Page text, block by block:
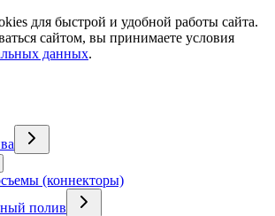
для быстрой и удобной работы сайта.
сайтом, вы принимаете условия
данных.
(коннекторы)
полив